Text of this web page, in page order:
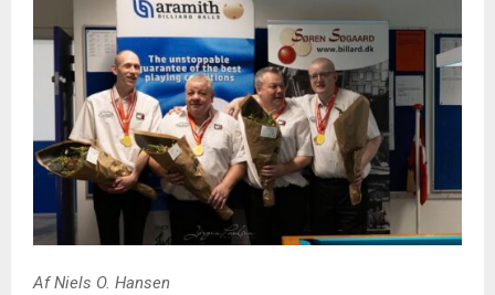
Af Niels O. Hansen